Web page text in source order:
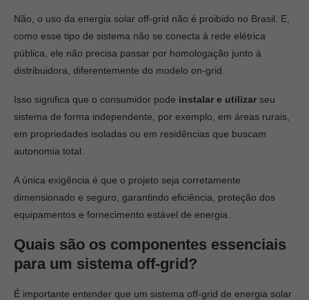
Não, o uso da energia solar off-grid não é proibido no Brasil. E,
como esse tipo de sistema não se conecta à rede elétrica
pública, ele não precisa passar por homologação junto à
distribuidora, diferentemente do modelo on-grid.
Isso significa que o consumidor pode instalar e utilizar seu
sistema de forma independente, por exemplo, em áreas rurais,
em propriedades isoladas ou em residências que buscam
autonomia total.
A única exigência é que o projeto seja corretamente
dimensionado e seguro, garantindo eficiência, proteção dos
equipamentos e fornecimento estável de energia.
Quais são os componentes essenciais
para um sistema off-grid?
É importante entender que um sistema off-grid de energia solar